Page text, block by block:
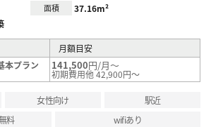
面積 37.16m²
月額目安
本プラン
141,500円/月～
初期費用他 42,900円～
女性向け
駅近
料
wifiあり